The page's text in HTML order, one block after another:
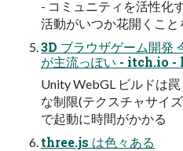
- コミュニティを活性化
活動がいつか花開くこと
3D ブラウザゲーム開
が主流っぽい -
Unity WebGL ビルドは
な制限(テクスチャサイ
で起動に時間がかかる
three.js は色々ある